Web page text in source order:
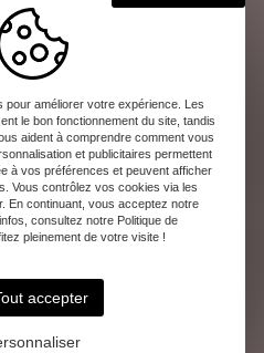
votre règlement
consultation s’effectue
à l’avance, une fois le
Les instructions de
communiquées avec
garantit la même qualité
où que vous soyez.
pour améliorer votre expérience. Les
le bon fonctionnement du site, tandis
aident à comprendre comment vous
et publicitaires permettent
à vos préférences et peuvent afficher
Vous contrôlez vos cookies via les
En continuant, vous acceptez notre
consultez notre Politique de
pleinement de votre visite !
accepter